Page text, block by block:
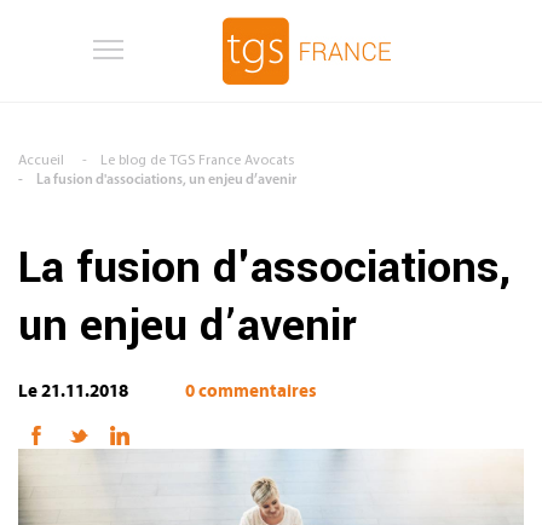
Accueil
Le blog de TGS France Avocats
La fusion d'associations, un enjeu d’avenir
La fusion d'associations,
un enjeu d’avenir
Le 21.11.2018 0 commentaires